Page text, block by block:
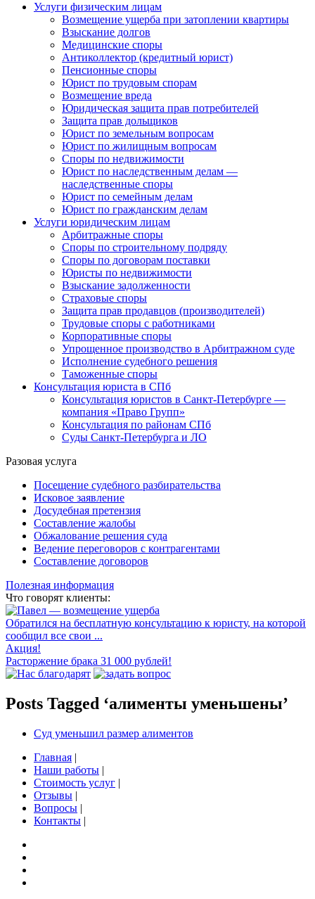
Услуги физическим лицам
Возмещение ущерба при затоплении квартиры
Взыскание долгов
Медицинские споры
Антиколлектор (кредитный юрист)
Пенсионные споры
Юрист по трудовым спорам
Возмещение вреда
Юридическая защита прав потребителей
Защита прав дольщиков
Юрист по земельным вопросам
Юрист по жилищным вопросам
Споры по недвижимости
Юрист по наследственным делам —
наследственные споры
Юрист по семейным делам
Юрист по гражданским делам
Услуги юридическим лицам
Арбитражные споры
Споры по строительному подряду
Споры по договорам поставки
Юристы по недвижимости
Взыскание задолженности
Страховые споры
Защита прав продавцов (производителей)
Трудовые споры с работниками
Корпоративные споры
Упрощенное производство в Арбитражном суде
Исполнение судебного решения
Таможенные споры
Консультация юриста в СПб
Консультация юристов в Санкт-Петербурге —
компания «Право Групп»
Консультация по районам СПб
Суды Санкт-Петербурга и ЛО
Разовая услуга
Посещение судебного разбирательства
Исковое заявление
Досудебная претензия
Составление жалобы
Обжалование решения суда
Ведение переговоров с контрагентами
Составление договоров
Полезная информация
Что говорят клиенты:
Обратился на бесплатную консультацию к юристу, на которой
сообщил все свои ...
Акция!
Расторжение брака 31 000 рублей!
Posts Tagged ‘алименты уменьшены’
Суд уменьшил размер алиментов
Главная |
Наши работы |
Стоимость услуг |
Отзывы |
Вопросы |
Контакты |